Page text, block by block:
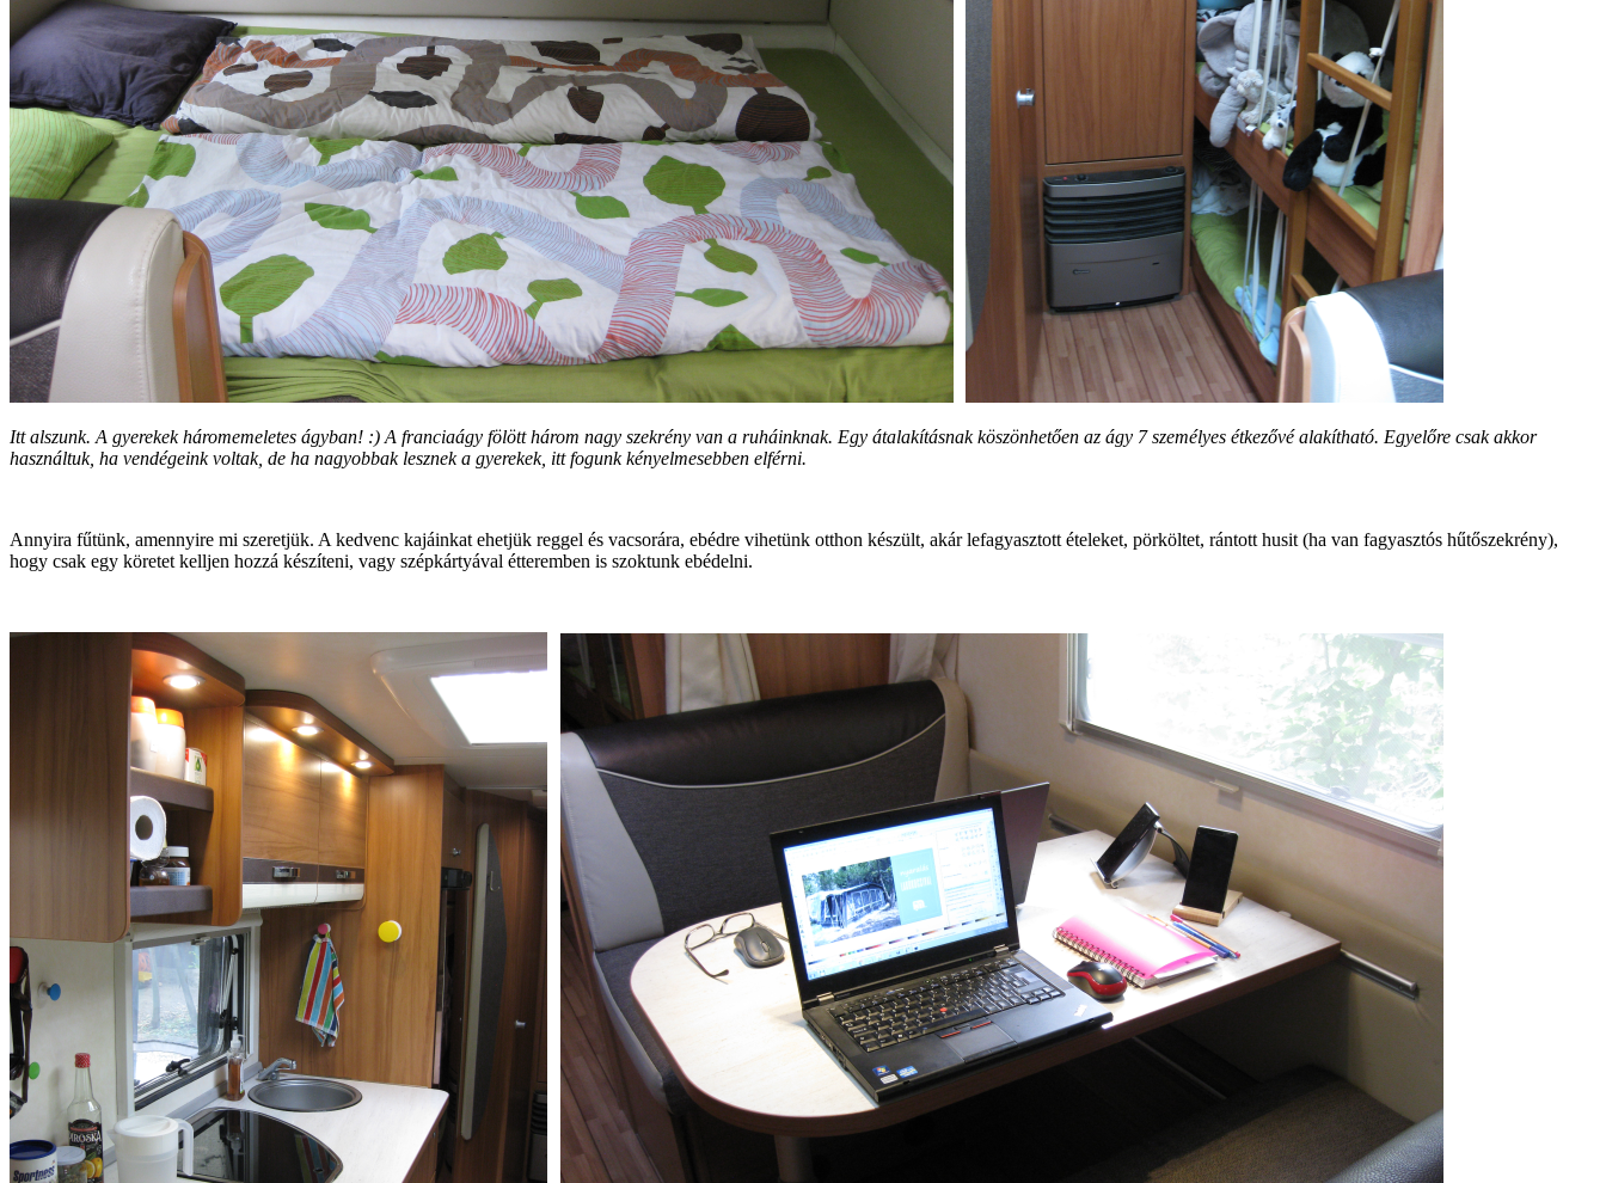
Itt alszunk. A gyerekek háromemeletes ágyban! :) A franciaágy fölött három nagy szekrény van a ruháinknak. Egy átalakításnak köszönhetően az ágy 7 személyes étkezővé alakítható. Egyelőre csak akkor
használtuk, ha vendégeink voltak, de ha nagyobbak lesznek a gyerekek, itt fogunk kényelmesebben elférni.
Annyira fűtünk, amennyire mi szeretjük. A kedvenc kajáinkat ehetjük reggel és vacsorára, ebédre vihetünk otthon készült, akár lefagyasztott ételeket, pörköltet, rántott husit (ha van fagyasztós hűtőszekrény),
hogy csak egy köretet kelljen hozzá készíteni, vagy szépkártyával étteremben is szoktunk ebédelni.